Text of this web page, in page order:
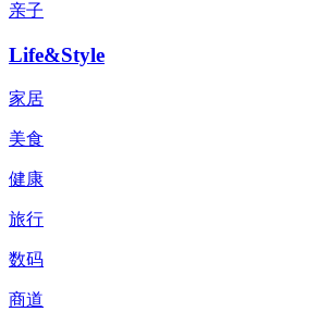
亲子
Life&Style
家居
美食
健康
旅行
数码
商道